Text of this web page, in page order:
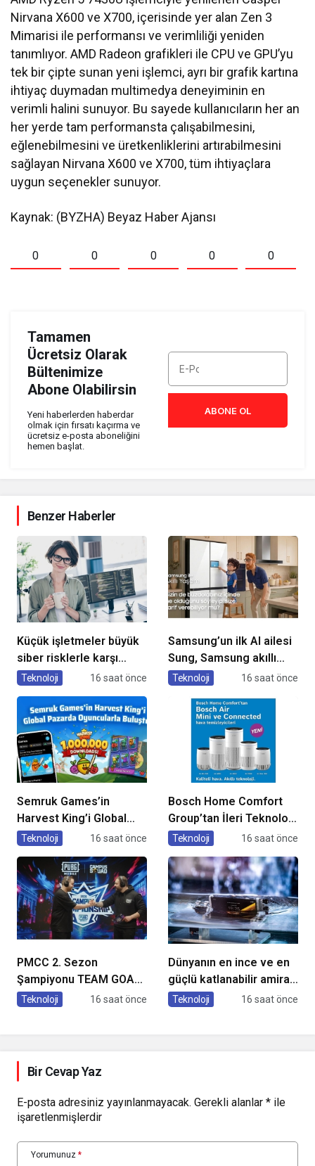
Nirvana X600 ve X700, içerisinde yer alan Zen 3
Mimarisi ile performansı ve verimliliği yeniden
tanımlıyor. AMD Radeon grafikleri ile CPU ve GPU’yu
tek bir çipte sunan yeni işlemci, ayrı bir grafik kartına
ihtiyaç duymadan multimedya deneyiminin en
verimli halini sunuyor. Bu sayede kullanıcıların her an
her yerde tam performansta çalışabilmesini,
eğlenebilmesini ve üretkenliklerini artırabilmesini
sağlayan Nirvana X600 ve X700, tüm ihtiyaçlara
uygun seçenekler sunuyor.
Kaynak: (BYZHA) Beyaz Haber Ajansı
0 0 0 0 0
Tamamen
Ücretsiz Olarak
Bültenimize
Abone Olabilirsin
Yeni haberlerden haberdar
olmak için fırsatı kaçırma ve
ücretsiz e-posta aboneliğini
hemen başlat.
ABONE OL
Benzer Haberler
Küçük işletmeler büyük
siber risklerle karşı
karşıya
Teknoloji 16 saat önce
Samsung’un ilk AI ailesi
Sung, Samsung akıllı
yaşam deneyimini
Teknoloji 16 saat önce
Semruk Games’in
Harvest King’i Global
Pazarda Oyuncularla
Teknoloji 16 saat önce
Bosch Home Comfort
Group’tan İleri Teknoloji
Hava Temizleme
Teknoloji 16 saat önce
PMCC 2. Sezon
Şampiyonu TEAM GOAT
Oldu
Teknoloji 16 saat önce
Dünyanın en ince ve en
güçlü katlanabilir amiral
gemisi HONOR Magic V6
Teknoloji 16 saat önce
Bir Cevap Yaz
E-posta adresiniz yayınlanmayacak. Gerekli alanlar * ile
işaretlenmişlerdir
Yorumunuz *